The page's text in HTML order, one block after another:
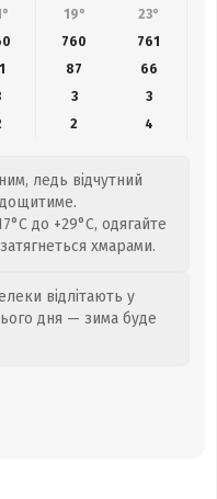
19° 23°
760 761
87 66
3
3
2 4
ледь відчутний
дощитиме.
до +29°C, одягайте
хмарами.
відлітають у
дня — зима буде